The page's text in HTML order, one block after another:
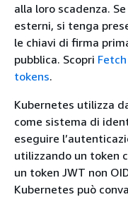
alla loro scadenza.
esterni, si tenga
le chiavi di firma
pubblica. Scopri
tokens.
Kubernetes utilizza
come sistema di
eseguire
utilizzando un token
un token JWT non
Kubernetes può